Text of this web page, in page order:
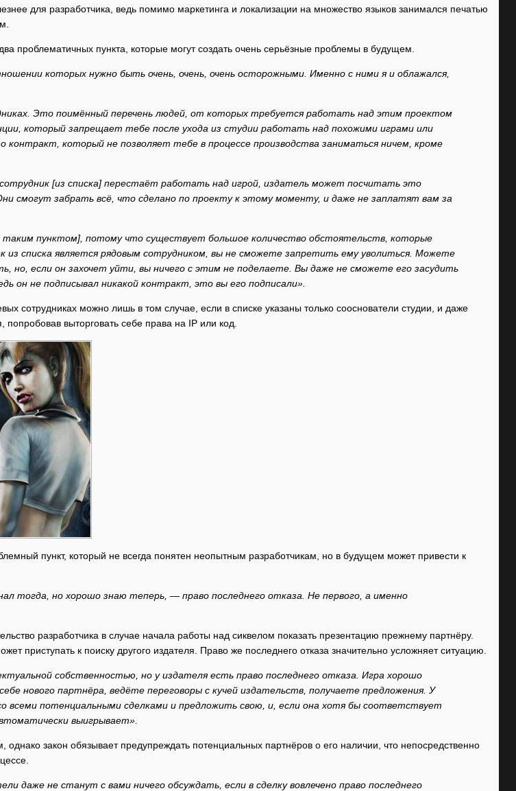
для разработчика, ведь помимо маркетинга и локализации на множество языков занимался печатью
проблематичных пункта, которые могут создать очень серьёзные проблемы в будущем.
которых нужно быть очень, очень, очень осторожными. Именно с ними я и облажался,
Это поимённый перечень людей, от которых требуется работать над этим проектом
который запрещает тебе после ухода из студии работать над похожими играми или
контракт, который не позволяет тебе в процессе производства заниматься ничем, кроме
[из списка] перестаёт работать над игрой, издатель может посчитать это
смогут забрать всё, что сделано по проекту к этому моменту, и даже не заплатят вам за
с таким пунктом], потому что существует большое количество обстоятельств, которые
из списка является рядовым сотрудником, вы не сможете запретить ему уволиться. Можете
но, если он захочет уйти, вы ничего с этим не поделаете. Вы даже не сможете его засудить
он не подписывал никакой контракт, это вы его подписали».
сотрудниках можно лишь в том случае, если в списке указаны только сооснователи студии, и даже
попробовав выторговать себе права на IP или код.
пункт, который не всегда понятен неопытным разработчикам, но в будущем может привести к
тогда, но хорошо знаю теперь, — право последнего отказа. Не первого, а именно
разработчика в случае начала работы над сиквелом показать презентацию прежнему партнёру.
приступать к поиску другого издателя. Право же последнего отказа значительно усложняет ситуацию.
собственностью, но у издателя есть право последнего отказа. Игра хорошо
нового партнёра, ведёте переговоры с кучей издательств, получаете предложения. У
всеми потенциальными сделками и предложить свою, и, если она хотя бы соответствует
выигрывает».
закон обязывает предупреждать потенциальных партнёров о его наличии, что непосредственно
даже не станут с вами ничего обсуждать, если в сделку вовлечено право последнего